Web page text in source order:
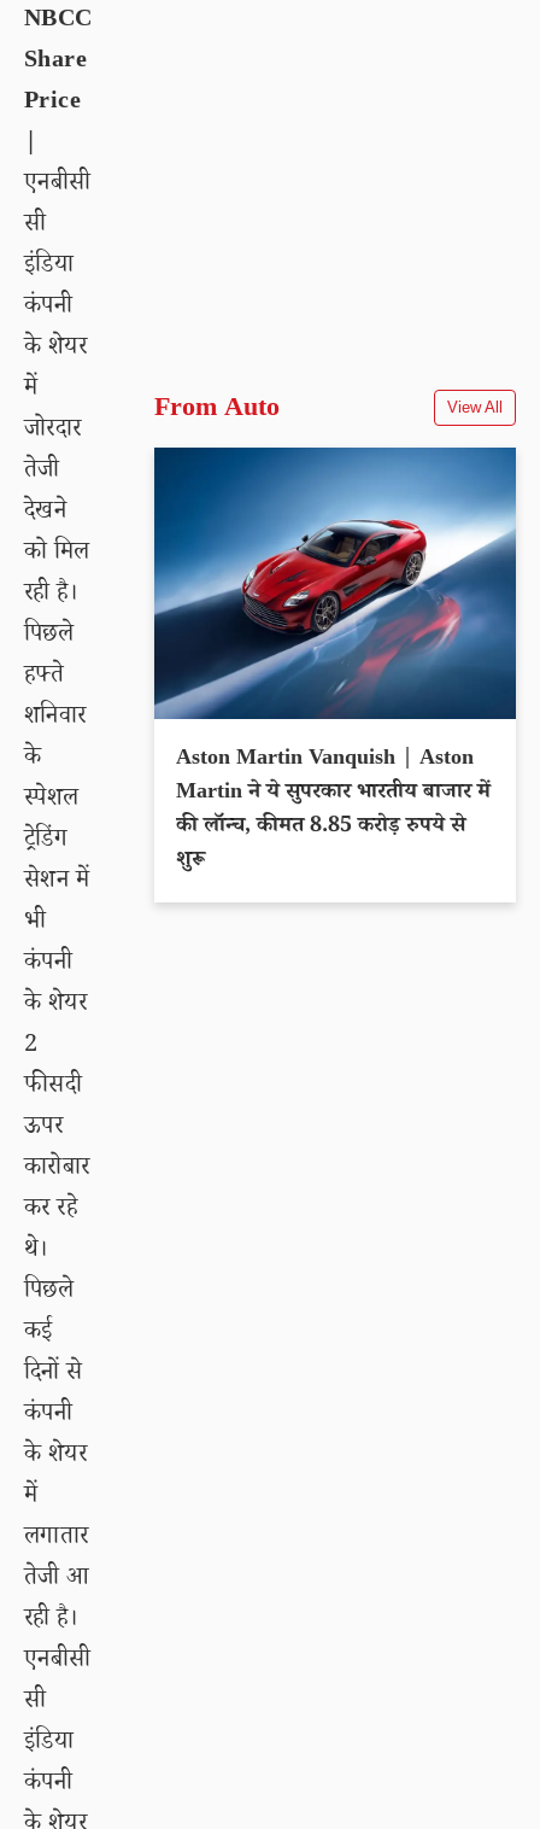
NBCC
Share
Price
|
एनबीसी
सी
इंडिया
कंपनी
के शेयर
में
जोरदार
तेजी
देखने
को मिल
रही है।
पिछले
हफ्ते
शनिवार
के
स्पेशल
ट्रेडिंग
सेशन में
भी
कंपनी
के शेयर
2
फीसदी
ऊपर
कारोबार
कर रहे
थे।
पिछले
कई
दिनों से
कंपनी
के शेयर
में
लगातार
तेजी आ
रही है।
एनबीसी
सी
इंडिया
कंपनी
From Auto View All
Aston Martin Vanquish | Aston
Martin ने ये सुपरकार भारतीय बाजार में
की लॉन्च, कीमत 8.85 करोड़ रुपये से
शुरू